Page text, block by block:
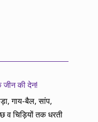
जीन की देन!
गाय-बैल, सांप,
व चिड़ियों तक धरती